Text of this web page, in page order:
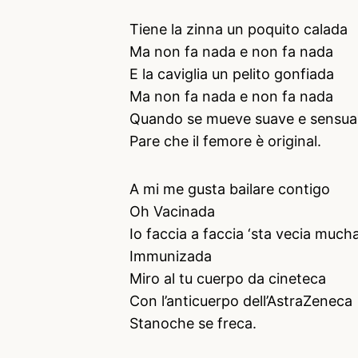
Tiene la zinna un poquito calada
Ma non fa nada e non fa nada
E la caviglia un pelito gonfiada
Ma non fa nada e non fa nada
Quando se mueve suave e
Pare che il femore è original.
A mi me gusta bailare contigo
Oh Vacinada
Io faccia a faccia ‘sta vecia
Immunizada
Miro al tu cuerpo da cineteca
Con l’anticuerpo dell’AstraZeneca
Stanoche se freca.